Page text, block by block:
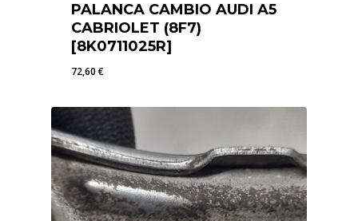
PALANCA CAMBIO AUDI A5
CABRIOLET (8F7)
[8K0711025R]
72,60€